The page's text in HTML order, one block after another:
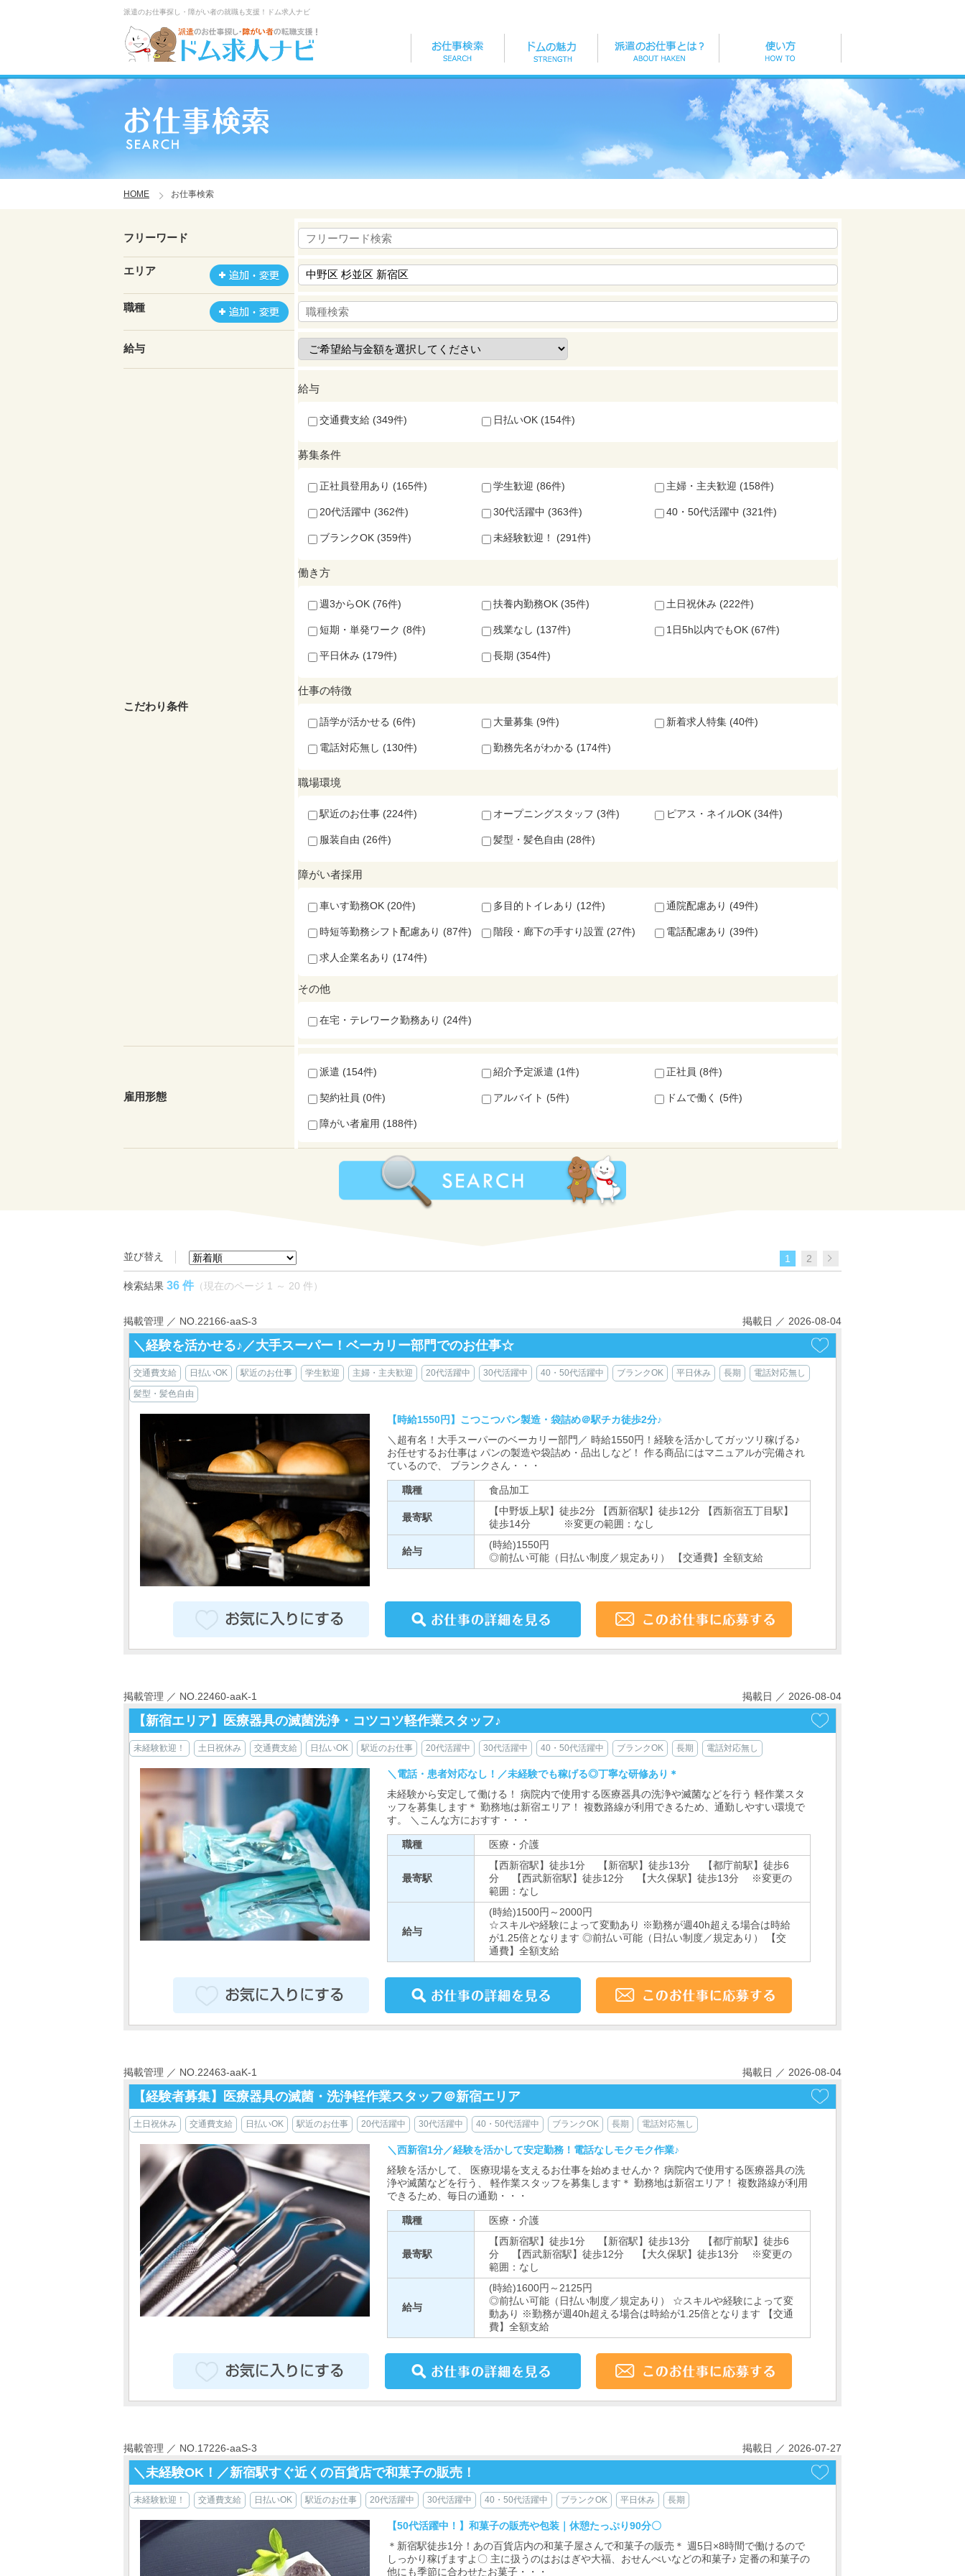
派遣のお仕事探し・障がい者の就職も支援！ドム求人ナビ
HOME お仕事検索
フリーワード
エリア
職種
給与
こだわり条件
給与
交通費支給 (349件) 日払いOK (154件)
募集条件
正社員登用あり (165件) 学生歓迎 (86件) 主婦・主夫歓迎 (158件)
20代活躍中 (362件) 30代活躍中 (363件) 40・50代活躍中 (321件)
ブランクOK (359件) 未経験歓迎！ (291件)
働き方
週3からOK (76件) 扶養内勤務OK (35件) 土日祝休み (222件)
短期・単発ワーク (8件) 残業なし (137件) 1日5h以内でもOK (67件)
平日休み (179件) 長期 (354件)
仕事の特徴
語学が活かせる (6件) 大量募集 (9件) 新着求人特集 (40件)
電話対応無し (130件) 勤務先名がわかる (174件)
職場環境
駅近のお仕事 (224件) オープニングスタッフ (3件) ピアス・ネイルOK (34件)
服装自由 (26件) 髪型・髪色自由 (28件)
障がい者採用
車いす勤務OK (20件) 多目的トイレあり (12件) 通院配慮あり (49件)
時短等勤務シフト配慮あり (87件) 階段・廊下の手すり設置 (27件) 電話配慮あり (39件)
求人企業名あり (174件)
その他
在宅・テレワーク勤務あり (24件)
雇用形態
派遣 (154件) 紹介予定派遣 (1件) 正社員 (8件)
契約社員 (0件) アルバイト (5件) ドムで働く (5件)
障がい者雇用 (188件)
並び替え 1 2
検索結果 36 件 （現在のページ 1 ～ 20 件）
掲載管理 ／ NO.22166-aaS-3 掲載日 ／ 2026-08-04
＼経験を活かせる♪／大手スーパー！ベーカリー部門でのお仕事☆
交通費支給 日払いOK 駅近のお仕事 学生歓迎 主婦・主夫歓迎 20代活躍中 30代活躍中 40・50代活躍中 ブランクOK 平日休み 長期 電話対応無し
髪型・髪色自由
【時給1550円】こつこつパン製造・袋詰め＠駅チカ徒歩2分♪
＼超有名！大手スーパーのベーカリー部門／ 時給1550円！経験を活かしてガッツリ稼げる♪
お任せするお仕事は パンの製造や袋詰め・品出しなど！ 作る商品にはマニュアルが完備され
ているので、 ブランクさん・・・
職種 食品加工
最寄駅
【中野坂上駅】徒歩2分 【西新宿駅】徒歩12分 【西新宿五丁目駅】
徒歩14分 ※変更の範囲：なし
給与
(時給)1550円
◎前払い可能（日払い制度／規定あり） 【交通費】全額支給
掲載管理 ／ NO.22460-aaK-1 掲載日 ／ 2026-08-04
【新宿エリア】医療器具の滅菌洗浄・コツコツ軽作業スタッフ♪
未経験歓迎！ 土日祝休み 交通費支給 日払いOK 駅近のお仕事 20代活躍中 30代活躍中 40・50代活躍中 ブランクOK 長期 電話対応無し
＼電話・患者対応なし！／未経験でも稼げる◎丁寧な研修あり＊
未経験から安定して働ける！ 病院内で使用する医療器具の洗浄や滅菌などを行う 軽作業スタ
ッフを募集します＊ 勤務地は新宿エリア！ 複数路線が利用できるため、通勤しやすい環境で
す。 ＼こんな方におすす・・・
職種 医療・介護
最寄駅
【西新宿駅】徒歩1分 【新宿駅】徒歩13分 【都庁前駅】徒歩6
分 【西武新宿駅】徒歩12分 【大久保駅】徒歩13分 ※変更の
範囲：なし
給与
(時給)1500円～2000円
☆スキルや経験によって変動あり ※勤務が週40h超える場合は時給
が1.25倍となります ◎前払い可能（日払い制度／規定あり） 【交
通費】全額支給
掲載管理 ／ NO.22463-aaK-1 掲載日 ／ 2026-08-04
【経験者募集】医療器具の滅菌・洗浄軽作業スタッフ＠新宿エリア
土日祝休み 交通費支給 日払いOK 駅近のお仕事 20代活躍中 30代活躍中 40・50代活躍中 ブランクOK 長期 電話対応無し
＼西新宿1分／経験を活かして安定勤務！電話なしモクモク作業♪
経験を活かして、 医療現場を支えるお仕事を始めませんか？ 病院内で使用する医療器具の洗
浄や滅菌などを行う、 軽作業スタッフを募集します＊ 勤務地は新宿エリア！ 複数路線が利用
できるため、毎日の通勤・・・
職種 医療・介護
最寄駅
【西新宿駅】徒歩1分 【新宿駅】徒歩13分 【都庁前駅】徒歩6
分 【西武新宿駅】徒歩12分 【大久保駅】徒歩13分 ※変更の
範囲：なし
給与
(時給)1600円～2125円
◎前払い可能（日払い制度／規定あり） ☆スキルや経験によって変
動あり ※勤務が週40h超える場合は時給が1.25倍となります 【交通
費】全額支給
掲載管理 ／ NO.17226-aaS-3 掲載日 ／ 2026-07-27
＼未経験OK！／新宿駅すぐ近くの百貨店で和菓子の販売！
未経験歓迎！ 交通費支給 日払いOK 駅近のお仕事 20代活躍中 30代活躍中 40・50代活躍中 ブランクOK 平日休み 長期
【50代活躍中！】和菓子の販売や包装｜休憩たっぷり90分〇
＊新宿駅徒歩1分！あの百貨店内の和菓子屋さんで和菓子の販売＊ 週5日×8時間で働けるので
しっかり稼げますよ〇 主に扱うのはおはぎや大福、おせんべいなどの和菓子♪ 定番の和菓子の
他にも季節に合わせたお菓子・・・